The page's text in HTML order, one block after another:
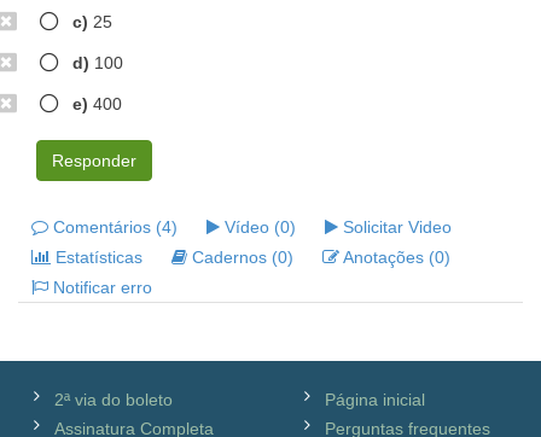
c) 25
d) 100
e) 400
Responder
Comentários (4) Vídeo (0)
Solicitar Video
Estatísticas
Cadernos (0)
Anotações (0)
Notificar erro
2ª via do boleto
Assinatura Completa
Página inicial
Perguntas frequentes